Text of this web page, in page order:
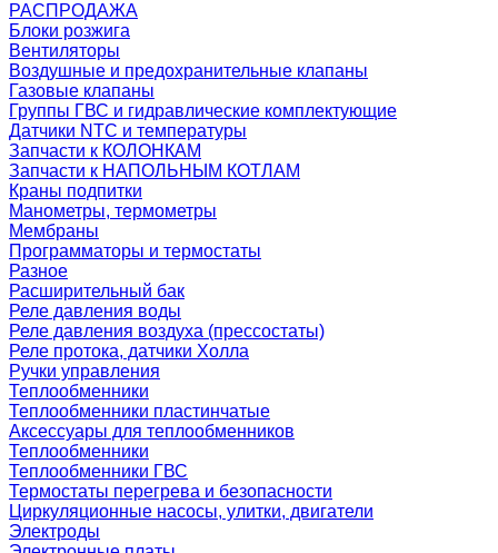
РАСПРОДАЖА
Блоки розжига
Вентиляторы
Воздушные и предохранительные клапаны
Газовые клапаны
Группы ГВС и гидравлические комплектующие
Датчики NTC и температуры
Запчасти к КОЛОНКАМ
Запчасти к НАПОЛЬНЫМ КОТЛАМ
Краны подпитки
Манометры, термометры
Мембраны
Программаторы и термостаты
Разное
Расширительный бак
Реле давления воды
Реле давления воздуха (прессостаты)
Реле протока, датчики Холла
Ручки управления
Теплообменники
Теплообменники пластинчатые
Аксессуары для теплообменников
Теплообменники
Теплообменники ГВС
Термостаты перегрева и безопасности
Циркуляционные насосы, улитки, двигатели
Электроды